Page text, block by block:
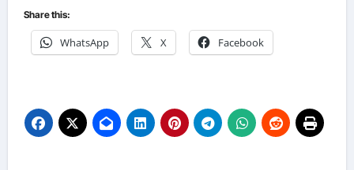
Share this:
WhatsApp X Facebook